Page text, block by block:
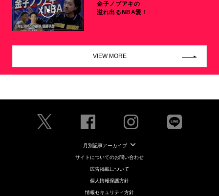
金子ノブアキの
溢れ出るNBA愛！
VIEW MORE
月別記事アーカイブ
サイトについてのお問い合わせ
広告掲載について
個人情報保護方針
情報セキュリティ方針